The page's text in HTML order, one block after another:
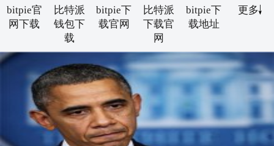
bitpie官
网下载
比特派
钱包下
载
bitpie下
载官网
比特派
下载官
网
bitpie下
载地址
更多